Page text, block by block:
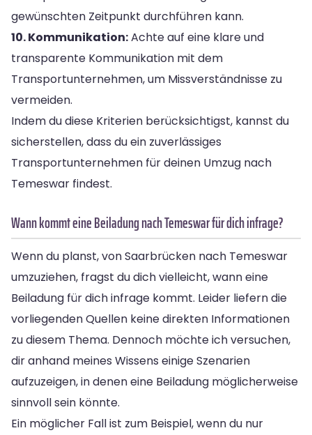
gewünschten Zeitpunkt durchführen kann.
10. Kommunikation:Achte auf eine klare und
transparente Kommunikation mit dem
Transportunternehmen, um Missverständnisse zu
vermeiden.
Indem du diese Kriterien berücksichtigst, kannst du
sicherstellen, dass du ein zuverlässiges
Transportunternehmen für deinen Umzug nach
Temeswar findest.
Wann kommt eine Beiladung nach Temeswar für dich infrage?
Wenn du planst, von Saarbrücken nach Temeswar
umzuziehen, fragst du dich vielleicht, wann eine
Beiladung für dich infrage kommt. Leider liefern die
vorliegenden Quellen keine direkten Informationen
zu diesem Thema. Dennoch möchte ich versuchen,
dir anhand meines Wissens einige Szenarien
aufzuzeigen, in denen eine Beiladung möglicherweise
sinnvoll sein könnte.
Ein möglicher Fall ist zum Beispiel, wenn du nur